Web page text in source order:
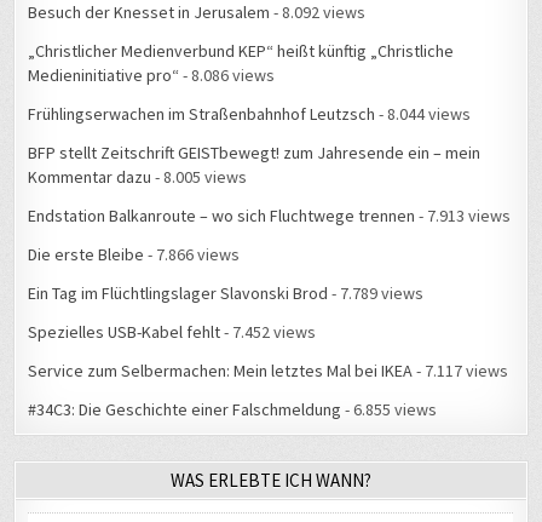
Besuch der Knesset in Jerusalem - 8.092 views
„Christlicher Medienverbund KEP“ heißt künftig „Christliche
Medieninitiative pro“ - 8.086 views
Frühlingserwachen im Straßenbahnhof Leutzsch - 8.044 views
BFP stellt Zeitschrift GEISTbewegt! zum Jahresende ein – mein
Kommentar dazu - 8.005 views
Endstation Balkanroute – wo sich Fluchtwege trennen - 7.913 views
Die erste Bleibe - 7.866 views
Ein Tag im Flüchtlingslager Slavonski Brod - 7.789 views
Spezielles USB-Kabel fehlt- 7.452 views
Service zum Selbermachen: Mein letztes Mal bei IKEA- 7.117 views
#34C3: Die Geschichte einer Falschmeldung - 6.855 views
WAS ERLEBTE ICH WANN?